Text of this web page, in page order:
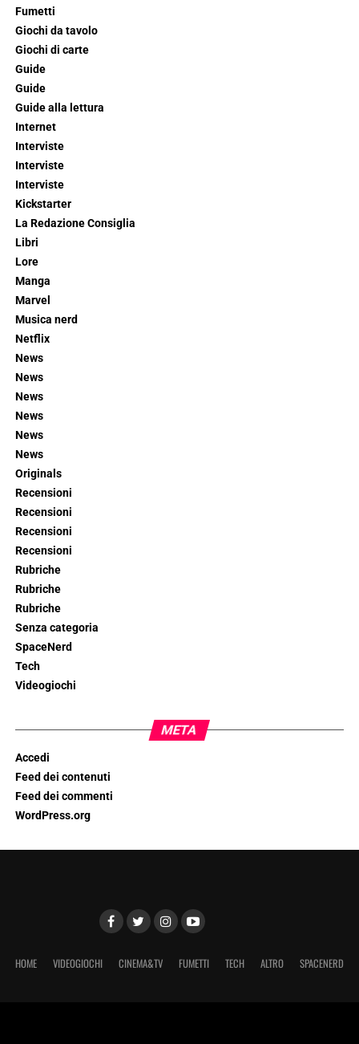
Fumetti
Giochi da tavolo
Giochi di carte
Guide
Guide
Guide alla lettura
Internet
Interviste
Interviste
Interviste
Kickstarter
La Redazione Consiglia
Libri
Lore
Manga
Marvel
Musica nerd
Netflix
News
News
News
News
News
News
Originals
Recensioni
Recensioni
Recensioni
Recensioni
Rubriche
Rubriche
Rubriche
Senza categoria
SpaceNerd
Tech
Videogiochi
META
Accedi
Feed dei contenuti
Feed dei commenti
WordPress.org
HOME VIDEOGIOCHI CINEMA&TV FUMETTI TECH ALTRO SPACENERD